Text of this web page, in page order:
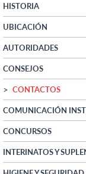
HISTORIA
UBICACIÓN
AUTORIDADES
CONSEJOS
CONTACTOS
COMUNICACIÓN
CONCURSOS
INTERINATOS Y